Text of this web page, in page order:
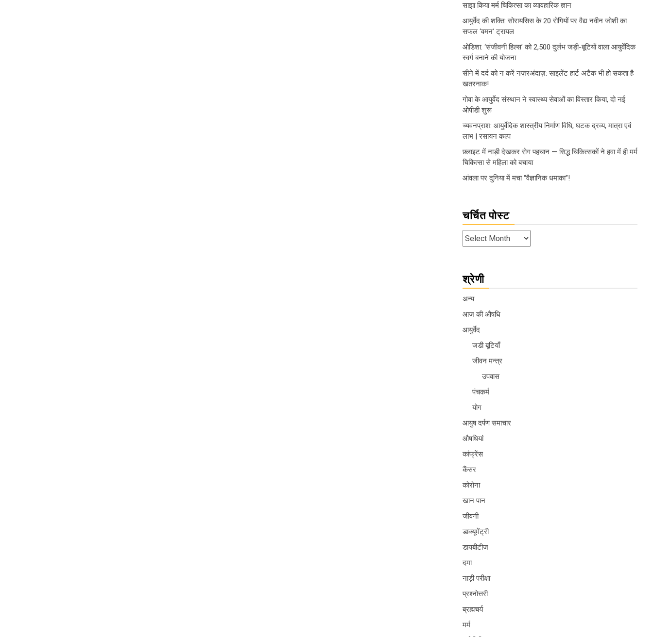
साझा किया मर्म चिकित्सा का व्यावहारिक ज्ञान
आयुर्वेद की शक्ति: सोरायसिस के 20 रोगियों पर वैद्य नवीन जोशी का
सफल ‘वमन’ ट्रायल
ओडिशा: ‘संजीवनी हिल्स’ को 2,500 दुर्लभ जड़ी-बूटियों वाला आयुर्वेदिक
स्वर्ग बनाने की योजना
सीने में दर्द को न करें नज़रअंदाज़: साइलेंट हार्ट अटैक भी हो सकता है
खतरनाक!
गोवा के आयुर्वेद संस्थान ने स्वास्थ्य सेवाओं का विस्तार किया, दो नई
ओपीडी शुरू
च्यवनप्राश: आयुर्वेदिक शास्त्रीय निर्माण विधि, घटक द्रव्य, मात्रा एवं
लाभ | रसायन कल्प
फ़्लाइट में नाड़ी देखकर रोग पहचान — सिद्ध चिकित्सकों ने हवा में ही मर्म
चिकित्सा से महिला को बचाया
आंवला पर दुनिया में मचा “वैज्ञानिक धमाका”!
चर्चित पोस्ट
श्रेणी
अन्य
आज की औषधि
आयुर्वेद
जडी बूटियाँ
जीवन मन्त्र
उपवास
पंचकर्म
योग
आयुष दर्पण समाचार
औषधियां
कांफ्रेंस
कैंसर
कोरोना
खान पान
जीवनी
डाक्यूमेंट्री
डायबीटीज
दमा
नाड़ी परीक्षा
प्रश्नोत्तरी
ब्रह्मचर्य
मर्म